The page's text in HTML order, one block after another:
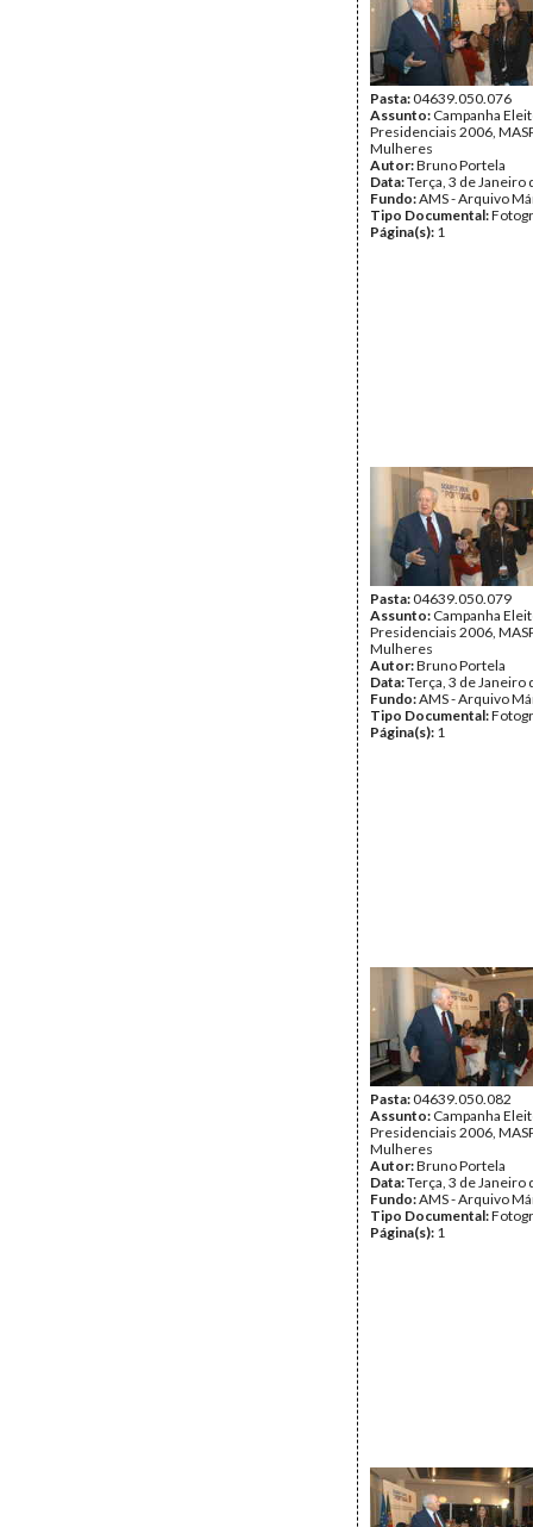
Pasta:04639.050.076
Assunto: Campanha
Presidenciais 2006,
Mulheres
Autor:Bruno Portela
Data:Terça, 3 de Janeiro
Fundo:AMS - Arquivo
Tipo Documental:
Página(s): 1
Pasta:04639.050.079
Assunto: Campanha
Presidenciais 2006,
Mulheres
Autor:Bruno Portela
Data:Terça, 3 de Janeiro
Fundo:AMS - Arquivo
Tipo Documental:
Página(s): 1
Pasta:04639.050.082
Assunto: Campanha
Presidenciais 2006,
Mulheres
Autor:Bruno Portela
Data:Terça, 3 de Janeiro
Fundo:AMS - Arquivo
Tipo Documental:
Página(s): 1